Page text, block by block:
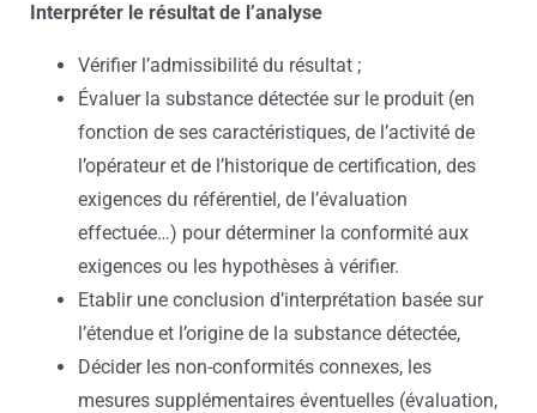
Interpréter le résultat de l’analyse
Vérifier l’admissibilité du résultat ;
Évaluer la substance détectée sur le produit (en
fonction de ses caractéristiques, de l’activité de
l’opérateur et de l’historique de certification, des
exigences du référentiel, de l’évaluation
effectuée…) pour déterminer la conformité aux
exigences ou les hypothèses à vérifier.
Etablir une conclusion d’interprétation basée sur
l’étendue et l’origine de la substance détectée,
Décider les non-conformités connexes, les
mesures supplémentaires éventuelles (évaluation,